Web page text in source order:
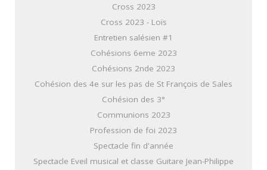
Cross 2023
Cross 2023 - Loïs
Entretien salésien #1
Cohésions 6eme 2023
Cohésions 2nde 2023
Cohésion des 4e sur les pas de St François de Sales
Cohésion des 3°
Communions 2023
Profession de foi 2023
Spectacle fin d'année
Spectacle Eveil musical et classe Guitare Jean-Philippe